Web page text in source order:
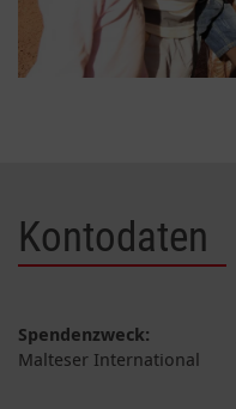
Kontodaten
Spendenzweck:
Malteser International